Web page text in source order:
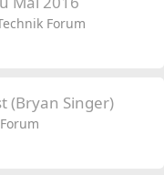
Forum
(Bryan Singer)